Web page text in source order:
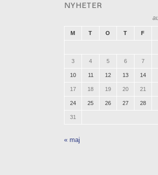
NYHETER
M T O T F
3 4 5 6 7
10 11 12 13 14
17 18 19 20 21
24 25 26 27 28
31
« maj